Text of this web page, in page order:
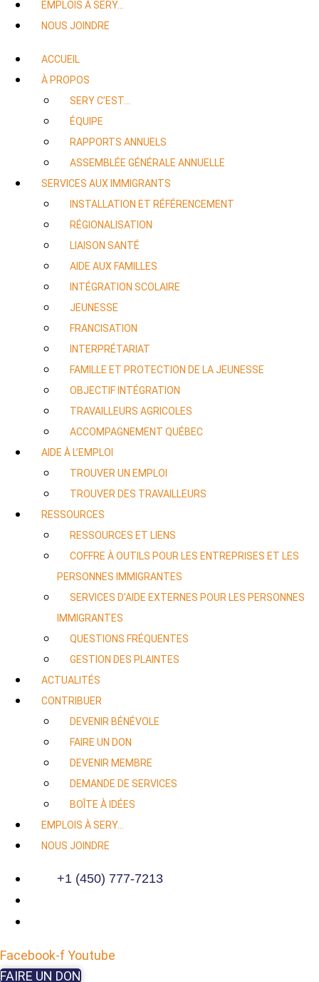
EMPLOIS À SERY…
NOUS JOINDRE
ACCUEIL
À PROPOS
SERY C’EST…
ÉQUIPE
RAPPORTS ANNUELS
ASSEMBLÉE GÉNÉRALE ANNUELLE
SERVICES AUX IMMIGRANTS
INSTALLATION ET RÉFÉRENCEMENT
RÉGIONALISATION
LIAISON SANTÉ
AIDE AUX FAMILLES
INTÉGRATION SCOLAIRE
JEUNESSE
FRANCISATION
INTERPRÉTARIAT
FAMILLE ET PROTECTION DE LA JEUNESSE
OBJECTIF INTÉGRATION
TRAVAILLEURS AGRICOLES
ACCOMPAGNEMENT QUÉBEC
AIDE À L’EMPLOI
TROUVER UN EMPLOI
TROUVER DES TRAVAILLEURS
RESSOURCES
RESSOURCES ET LIENS
COFFRE À OUTILS POUR LES ENTREPRISES ET LES
PERSONNES IMMIGRANTES
SERVICES D’AIDE EXTERNES POUR LES PERSONNES
IMMIGRANTES
QUESTIONS FRÉQUENTES
GESTION DES PLAINTES
ACTUALITÉS
CONTRIBUER
DEVENIR BÉNÉVOLE
FAIRE UN DON
DEVENIR MEMBRE
DEMANDE DE SERVICES
BOÎTE À IDÉES
EMPLOIS À SERY…
NOUS JOINDRE
+1 (450) 777-7213
Facebook-fYoutube
FAIRE UN DON